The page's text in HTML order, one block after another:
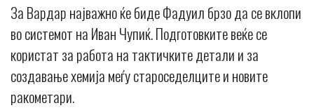
За Вардар најважно ќе биде Фадуил брзо да се вклопи
во системот на Иван Чупиќ. Подготовките веќе се
користат за работа на тактичките детали и за
создавање хемија меѓу староседелците и новите
ракометари.